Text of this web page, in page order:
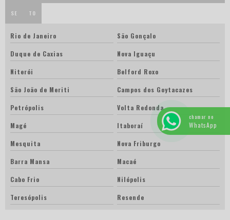
SE TO
Rio de Janeiro São Gonçalo
Duque de Caxias Nova Iguaçu
Niterói Belford Roxo
São João de Meriti Campos dos Goytacazes
Petrópolis Volta Redonda
Magé Itaboraí
Mesquita Nova Friburgo
Barra Mansa Macaé
Cabo Frio Nilópolis
Teresópolis Resende
chamar no
WhatsApp